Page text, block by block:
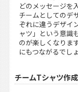
どのメッセージを
チームとしてのデ
ぞれに違うデザイ
ャツ」という意識
のが楽しくなりま
にもつながるでしょ
チームTシャツ作